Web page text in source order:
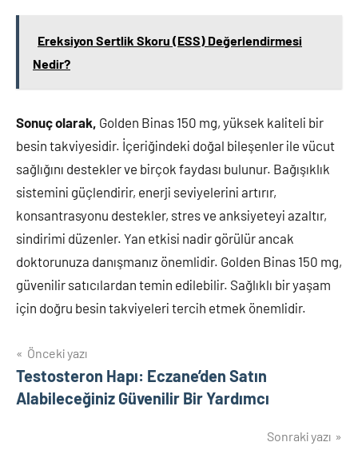
Ereksiyon Sertlik Skoru (ESS) Değerlendirmesi
Nedir?
Sonuç olarak, Golden Binas 150 mg, yüksek kaliteli bir
besin takviyesidir. İçeriğindeki doğal bileşenler ile vücut
sağlığını destekler ve birçok faydası bulunur. Bağışıklık
sistemini güçlendirir, enerji seviyelerini artırır,
konsantrasyonu destekler, stres ve anksiyeteyi azaltır,
sindirimi düzenler. Yan etkisi nadir görülür ancak
doktorunuza danışmanız önemlidir. Golden Binas 150 mg,
güvenilir satıcılardan temin edilebilir. Sağlıklı bir yaşam
için doğru besin takviyeleri tercih etmek önemlidir.
Yazı
gezinmesi
Önceki yazı
Testosteron Hapı: Eczane’den Satın
Alabileceğiniz Güvenilir Bir Yardımcı
Sonraki yazı